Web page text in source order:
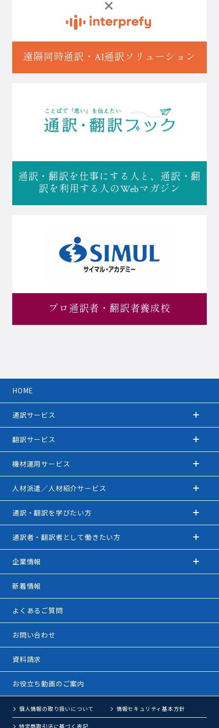
遠隔同時通訳・ AI通訳ソリューション
通訳・翻訳を仕事にする人と、 通訳・翻
訳を利用する人のWebマガジン
プロ通訳者・ 翻訳者養成校
新着情報
よくあるご質問
お問い合わせ
資料請求
お役立ち動画のご案内
HOME
通訳サービス
翻訳サービス
機材運用サービス
人材派遣／人材紹介サービス
企業情報
通訳・翻訳を学びたい方
通訳者・翻訳者として働きたい方
個人情報の取り扱いについて 情報セキュリティ基本方針
特定商取引法に基づく表記